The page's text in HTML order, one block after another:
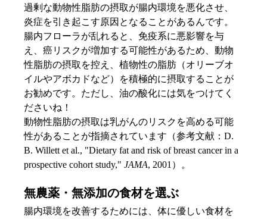
過剰な動物性脂肪の摂取が腸内環境を悪化させ、
炎症を引き起こす原因となることがあるんです。
腸内フローラが乱れると、免疫系に悪影響を与
え、癌リスクが増加する可能性があるため、動物
性脂肪の摂取を控え、植物性の脂肪（オリーブオ
イルやアボカドなど）を積極的に摂取することが
お勧めです。ただし、油の酸化には気をつけてく
ださいね！
動物性脂肪の摂取は乳がんのリスクを高める可能
性があることが指摘されています（参考文献：D.
B. Willett et al., "Dietary fat and risk of breast cancer in a
prospective cohort study," JAMA, 2001）。
無農薬・無添加の食材を選ぶ
腸内環境を改善するためには、体に優しい食材を